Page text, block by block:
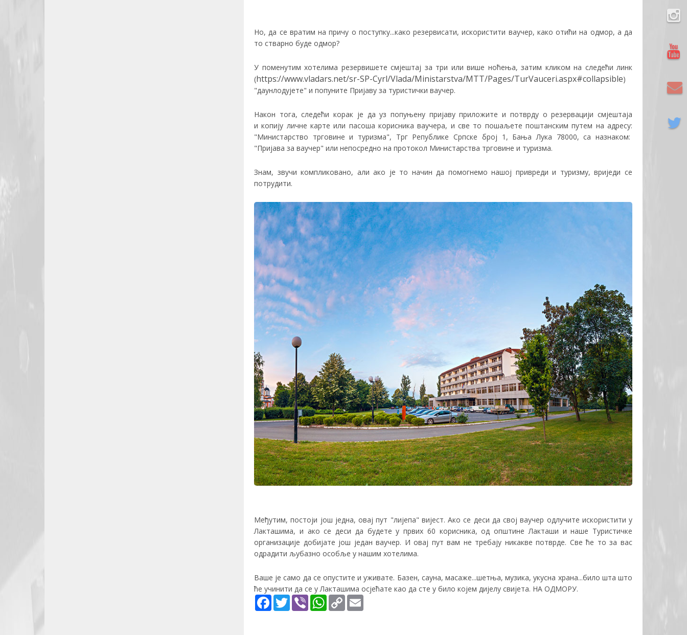
Но, да се вратим на причу о поступку...како резервисати, искористити ваучер, како отићи на одмор, а да
то стварно буде одмор?
У поменутим хотелима резервишете смјештај за три или више ноћења, затим кликом на следећи линк
(https://www.vladars.net/sr-SP-Cyrl/Vlada/Ministarstva/MTT/Pages/TurVauceri.aspx#collapsible)
"даунлодујете" и попуните Пријаву за туристички ваучер.
Након тога, следећи корак је да уз попуњену пријаву приложите и потврдуо резервацији смјештаја
икопију личне карте или пасошакорисника ваучера, и све то пошаљетепоштанским путем на адресу:
"Министарство трговине и туризма", Трг Републике Српске број 1, Бања Лука 78000, са назнаком:
"Пријава за ваучер" или непосредно на протокол Министарства трговине и туризма.
Знам, звучи компликовано, али ако је то начин да помогнемо нашој привреди и туризму, вриједи се
потрудити.
Међутим, постоји још једна, овај пут "лијепа" вијест. Ако се деси да свој ваучер одлучите искористити у
Лакташима, и ако се деси да будете у првих 60 корисника, од општине Лакташи и наше Туристичке
организације добијате још један ваучер. И овај пут вам не требају никакве потврде. Све ће то за вас
одрадити љубазно особље у нашим хотелима.
Ваше је само да се опустите и уживате. Базен, сауна, масаже...шетња, музика, укусна храна...било шта што
ће учинити да се у Лакташима осјећате као да сте у било којем дијелу свијета. НА ОДМОРУ.
Facebook
TwitterViber WhatsApp
Copy
Link